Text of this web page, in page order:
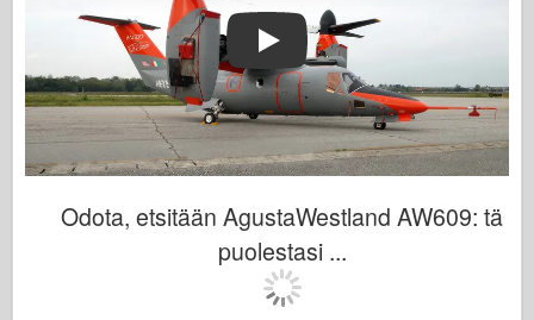
Play
Odota, etsitään AgustaWestland AW609: tä
puolestasi ...